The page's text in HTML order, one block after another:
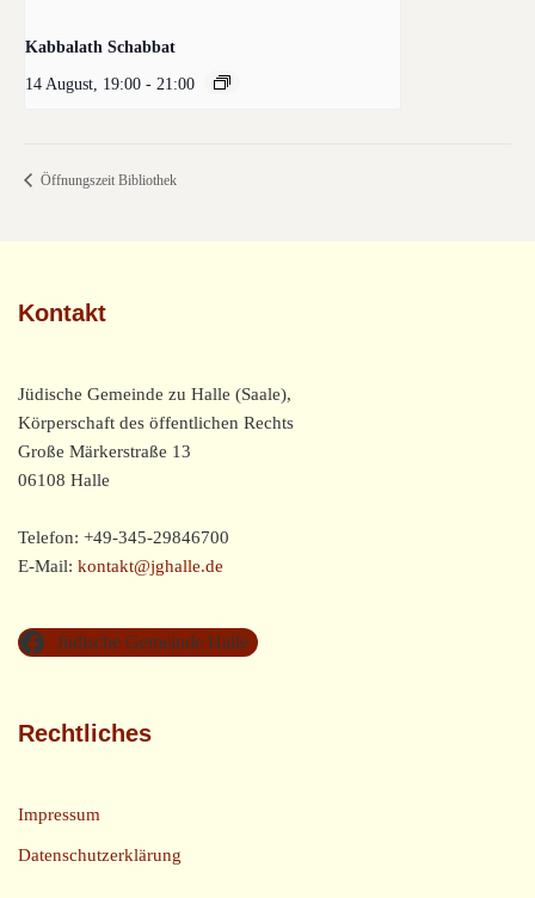
Kabbalath Schabbat
14 August, 19:00 - 21:00
Öffnungszeit Bibliothek
Kontakt
Jüdische Gemeinde zu Halle (Saale),
Körperschaft des öffentlichen Rechts
Große Märkerstraße 13
06108 Halle
Telefon: +49-345-29846700
E-Mail: kontakt@jghalle.de
Jüdische Gemeinde Halle
Rechtliches
Impressum
Datenschutzerklärung